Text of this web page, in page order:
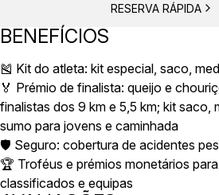
RESERVA RÁPIDA
BENEFÍCIOS
🎽 Kit do atleta: kit especial, saco,
🏅 Prémio de finalista: queijo e
finalistas dos 9 km e 5,5 km; kit saco,
sumo para jovens e caminhada
🛡️ Seguro: cobertura de acidentes
🏆 Troféus e prémios monetários
classificados e equipas